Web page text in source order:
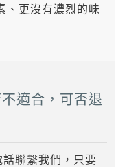
、更沒有濃烈的味
適合，可否退
聯繫我們，只要